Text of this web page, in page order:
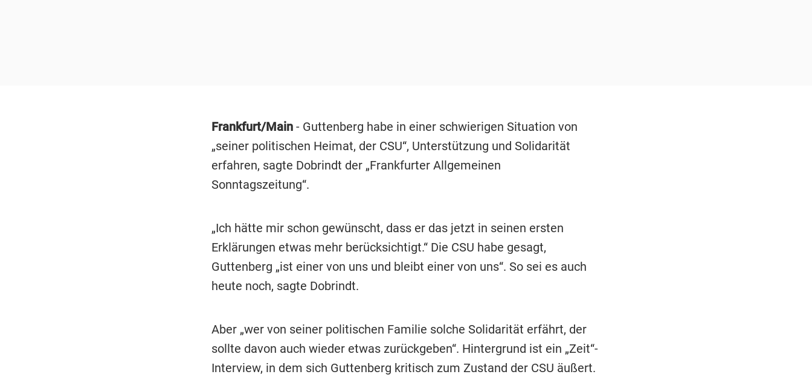
Frankfurt/Main - Guttenberg habe in einer schwierigen Situation von
„seiner politischen Heimat, der CSU“, Unterstützung und Solidarität
erfahren, sagte Dobrindt der „Frankfurter Allgemeinen
Sonntagszeitung“.
„Ich hätte mir schon gewünscht, dass er das jetzt in seinen ersten
Erklärungen etwas mehr berücksichtigt.“ Die CSU habe gesagt,
Guttenberg „ist einer von uns und bleibt einer von uns“. So sei es auch
heute noch, sagte Dobrindt.
Aber „wer von seiner politischen Familie solche Solidarität erfährt, der
sollte davon auch wieder etwas zurückgeben“. Hintergrund ist ein „Zeit“-
Interview, in dem sich Guttenberg kritisch zum Zustand der CSU äußert.